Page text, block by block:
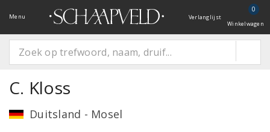
Menu Verlanglijst
0
Winkelwagen
C. Kloss
Duitsland - Mosel